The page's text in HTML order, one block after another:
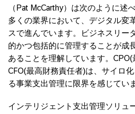
（Pat McCarthy）は次のように述
多くの業界において、デジタル変
スで進んでいます。ビジネスリー
的かつ包括的に管理することが成
あることを理解しています。
CFO(最高財務責任者)は、サイロ
る事業支出管理に限界を感じてい
インテリジェント支出管理ソリュ